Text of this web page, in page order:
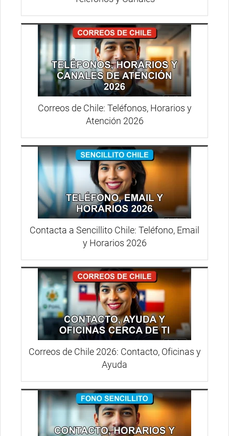
Correos de Chile: Teléfonos, Horarios y
Atención 2026
Contacta a Sencillito Chile: Teléfono, Email
y Horarios 2026
Correos de Chile 2026: Contacto, Oficinas y
Ayuda